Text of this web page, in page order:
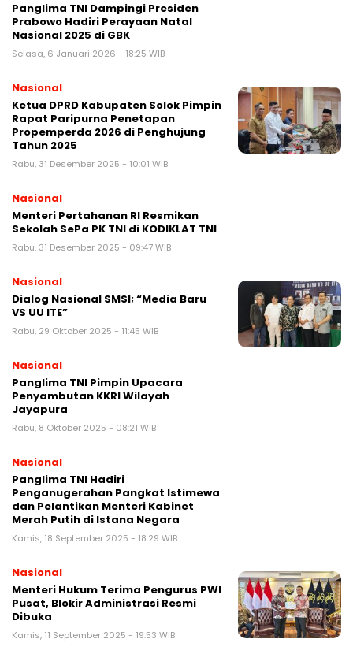
Panglima TNI Dampingi Presiden
Prabowo Hadiri Perayaan Natal
Nasional 2025 di GBK
Selasa, 6 Januari 2026 - 18:25 WIB
Nasional
Ketua DPRD Kabupaten Solok Pimpin
Rapat Paripurna Penetapan
Propemperda 2026 di Penghujung
Tahun 2025
Rabu, 31 Desember 2025 - 10:01 WIB
Nasional
Menteri Pertahanan RI Resmikan
Sekolah SePa PK TNI di KODIKLAT TNI
Rabu, 31 Desember 2025 - 09:47 WIB
Nasional
Dialog Nasional SMSI; “Media Baru
VS UU ITE”
Rabu, 29 Oktober 2025 - 11:45 WIB
Nasional
Panglima TNI Pimpin Upacara
Penyambutan KKRI Wilayah
Jayapura
Rabu, 8 Oktober 2025 - 08:21 WIB
Nasional
Panglima TNI Hadiri
Penganugerahan Pangkat Istimewa
dan Pelantikan Menteri Kabinet
Merah Putih di Istana Negara
Kamis, 18 September 2025 - 18:29 WIB
Nasional
Menteri Hukum Terima Pengurus PWI
Pusat, Blokir Administrasi Resmi
Dibuka
Kamis, 11 September 2025 - 19:53 WIB